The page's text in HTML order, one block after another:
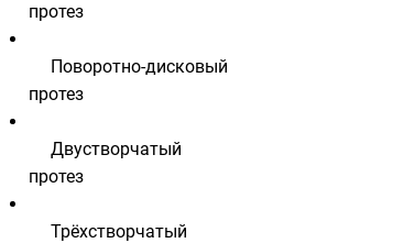
протез
Поворотно-дисковый
протез
Двустворчатый
протез
Трёхстворчатый